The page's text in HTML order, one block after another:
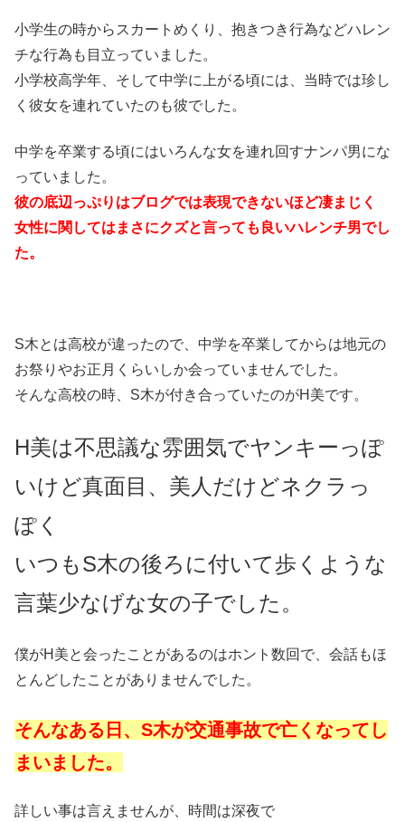
小学生の時からスカートめくり、抱きつき行為などハレン
チな行為も目立っていました。
小学校高学年、そして中学に上がる頃には、当時では珍し
く彼女を連れていたのも彼でした。
中学を卒業する頃にはいろんな女を連れ回すナンパ男にな
っていました。
彼の底辺っぷりはブログでは表現できないほど凄まじく
女性に関してはまさにクズと言っても良いハレンチ男でし
た。
S木とは高校が違ったので、中学を卒業してからは地元の
お祭りやお正月くらいしか会っていませんでした。
そんな高校の時、S木が付き合っていたのがH美です。
H美は不思議な雰囲気でヤンキーっぽ
いけど真面目、美人だけどネクラっ
ぽく
いつもS木の後ろに付いて歩くような
言葉少なげな女の子でした。
僕がH美と会ったことがあるのはホント数回で、会話もほ
とんどしたことがありませんでした。
そんなある日、S木が交通事故で亡くなってし
まいました。
詳しい事は言えませんが、時間は深夜で